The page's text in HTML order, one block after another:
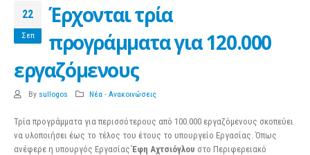
22
Σεπ
Έρχονται τρία
προγράμματα για 120.000
εργαζόμενους
By sullogos Νέα - Ανακοινώσεις
Τρία προγράμματα για περισσότερους από 100.000 εργαζόμενους σκοπεύει
να υλοποιήσει έως το τέλος του έτους το υπουργείο Εργασίας. Όπως
ανέφερε η υπουργός ΕργασίαςΈφη Αχτσιόγλου στο Περιφερειακό